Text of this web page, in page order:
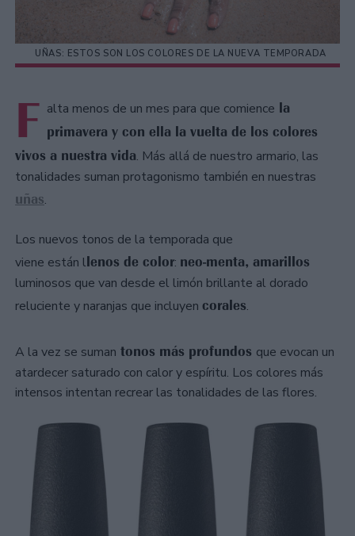
UÑAS: ESTOS SON LOS COLORES DE LA NUEVA TEMPORADA
F alta menos de un mes para que comience la
primavera y con ella la vuelta de los colores
vivos a nuestra vida. Más allá de nuestro armario, las
tonalidades suman protagonismo también en nuestras
uñas.
Los nuevos tonos de la temporada que
viene están llenos de color: neo-menta, amarillos
luminosos que van desde el limón brillante al dorado
reluciente y naranjas que incluyen corales.
A la vez se suman tonos más profundos que evocan un
atardecer saturado con calor y espíritu. Los colores más
intensos intentan recrear las tonalidades de las flores.